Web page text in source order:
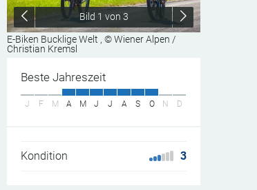
E-Biken Bucklige Welt , © Wiener Alpen /
Christian Kremsl
Bild 1 von 3
Beste Jahreszeit
J F M A M J J A S O N D
Kondition 3